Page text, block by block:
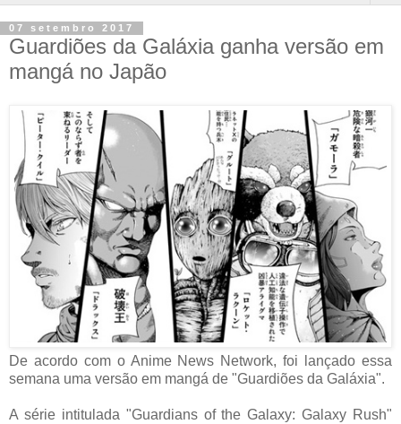
07 setembro 2017
Guardiões da Galáxia ganha versão em
mangá no Japão
De acordo com o Anime News Network, foi lançado essa
semana uma versão em mangá de "Guardiões da Galáxia".
A série intitulada "Guardians of the Galaxy: Galaxy Rush"